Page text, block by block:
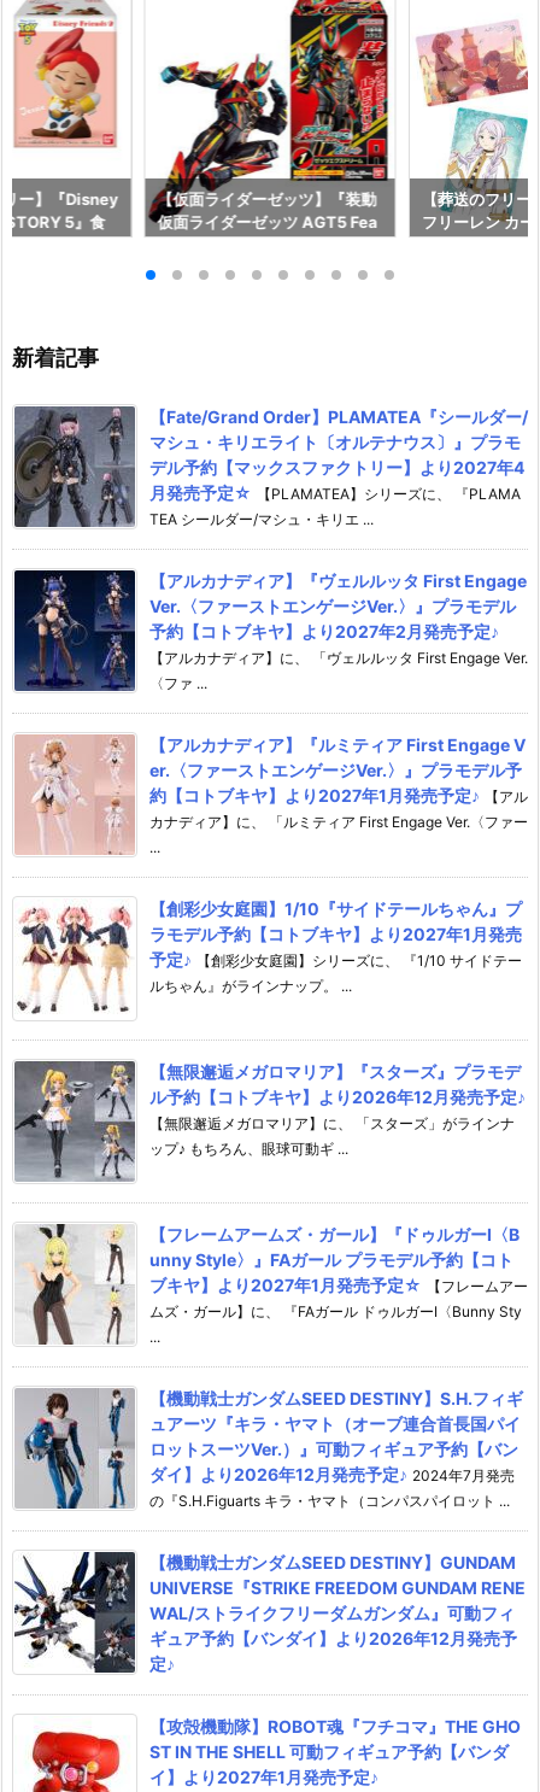
ー】『Disney
5』食
【仮面ライダーゼッツ】『装動
仮面ライダーゼッツ AGT5 Fea
ド』食玩フィギュア予約【バン
【葬送のフリ
フリーレン カ
新着記事
【Fate/Grand Order】PLAMATEA『シールダー/
マシュ・キリエライト〔オルテナウス〕』プラモ
デル予約【マックスファクトリー】より2027年4
月発売予定☆
【PLAMATEA】シリーズに、 『PLAMA
TEA シールダー/マシュ・キリエ ...
【アルカナディア】『ヴェルルッタ First Engage
Ver.〈ファーストエンゲージVer.〉』プラモデル
予約【コトブキヤ】より2027年2月発売予定♪
【アルカナディア】に、 「ヴェルルッタ First Engage Ver.
〈ファ ...
【アルカナディア】『ルミティア First Engage V
er.〈ファーストエンゲージVer.〉』プラモデル予
約【コトブキヤ】より2027年1月発売予定♪
【アル
カナディア】に、 「ルミティア First Engage Ver.〈ファー
...
【創彩少女庭園】1/10『サイドテールちゃん』プ
ラモデル予約【コトブキヤ】より2027年1月発売
予定♪
【創彩少女庭園】シリーズに、 『1/10 サイドテー
ルちゃん』がラインナップ。 ...
【無限邂逅メガロマリア】『スターズ』プラモデ
ル予約【コトブキヤ】より2026年12月発売予定♪
【無限邂逅メガロマリア】に、 「スターズ」がラインナ
ップ♪ もちろん、眼球可動ギ ...
【フレームアームズ・ガール】『ドゥルガーI〈B
unny Style〉』FAガール プラモデル予約【コト
ブキヤ】より2027年1月発売予定☆
【フレームアー
ムズ・ガール】に、 『FAガール ドゥルガーI〈Bunny Sty
...
【機動戦士ガンダムSEED DESTINY】S.H.フィギ
ュアーツ『キラ・ヤマト（オーブ連合首長国パイ
ロットスーツVer.）』可動フィギュア予約【バン
ダイ】より2026年12月発売予定♪ 2024年7月発売
の『S.H.Figuarts キラ・ヤマト（コンパスパイロット ...
【機動戦士ガンダムSEED DESTINY】GUNDAM
UNIVERSE『STRIKE FREEDOM GUNDAM RENE
WAL/ストライクフリーダムガンダム』可動フィ
ギュア予約【バンダイ】より2026年12月発売予
定♪
【攻殻機動隊】ROBOT魂『フチコマ』THE GHO
ST IN THE SHELL 可動フィギュア予約【バンダ
イ】より2027年1月発売予定♪